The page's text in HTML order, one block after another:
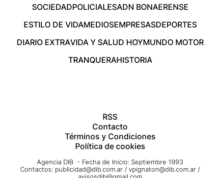
SOCIEDADPOLICIALESADN BONAERENSE
ESTILO DE VIDAMEDIOSEMPRESASDEPORTES
DIARIO EXTRAVIDA Y SALUD HOYMUNDO MOTOR
TRANQUERAHISTORIA
RSS
Contacto
Términos y Condiciones
Política de cookies
Agencia DIB - Fecha de Inicio: Septiembre 1993
Contactos: publicidad@dib.com.ar / vpignaton@dib.com.ar /
avisosdib@gmail.com